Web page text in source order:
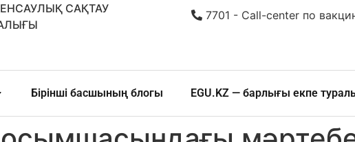
САҚТАУ
7701 - Call-center по
Бірінші басшының блогы EGU.KZ — барлығы екпе